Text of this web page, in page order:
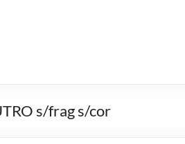
s/frag s/cor